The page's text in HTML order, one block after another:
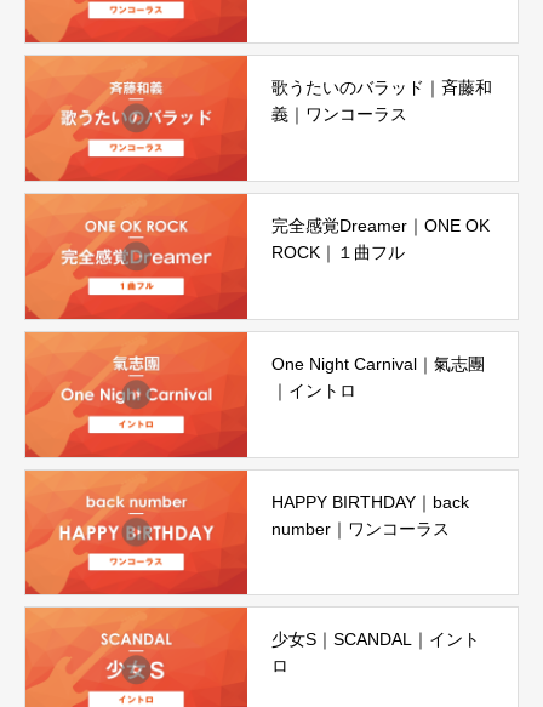
歌うたいのバラッド｜斉藤和
義｜ワンコーラス
完全感覚Dreamer｜ONE OK
ROCK｜１曲フル
One Night Carnival｜氣志團
｜イントロ
HAPPY BIRTHDAY｜back
number｜ワンコーラス
少女S｜SCANDAL｜イント
ロ